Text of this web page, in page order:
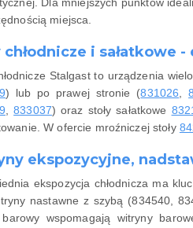
miejsca.
chłodnicze i sałatkowe
Stalgast to urządzenia
) lub po prawej stronie (831026 ,
,833037) oraz stoły sałatkowe
W ofercie mroźniczej stoły
ekspozycyjne,
ekspozycja chłodnicza ma
nastawne z szybą (834540,
wspomagają witryny